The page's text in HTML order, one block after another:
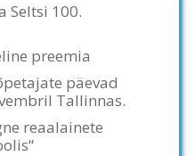
Seltsi 100.
preemia
päevad
Tallinnas.
reaalainete